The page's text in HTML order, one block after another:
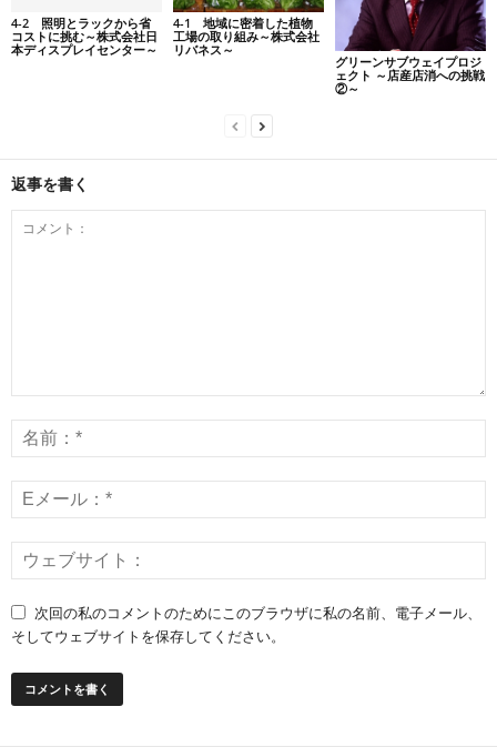
4-2 照明とラックから省
コストに挑む～株式会社日
本ディスプレイセンター～
4-1 地域に密着した植物
工場の取り組み～株式会社
リバネス～
グリーンサブウェイプロジ
ェクト ～店産店消への挑戦
②～
返事を書く
次回の私のコメントのためにこのブラウザに私の名前、電子メール、
そしてウェブサイトを保存してください。